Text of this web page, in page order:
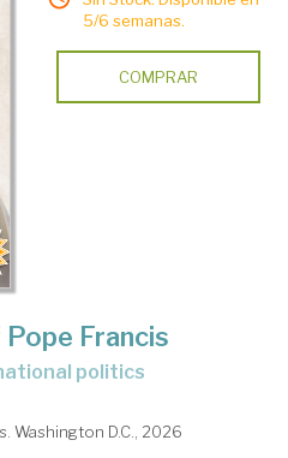
5/6 semanas.
COMPRAR
Francis
politics
Washington D.C., 2026